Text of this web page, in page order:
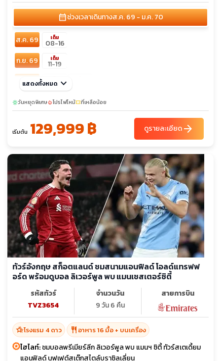
รูปหน้าวิหารเวสต์มินสเตอร์ แอบบีย์ - ถ่ายรูปด้านหน้าพระรา
ชวังบัคกิ้งแฮม - ล่องเรือแม่น้ำเทมส์ - ถนนออกซ์ฟอร์ด
calendar_monthช่วงเวลาเดินทางส.ค. 69 - ม.ค. 70
ส.ค. 69 เต็ม
08-16
ก.ย. 69
เต็ม
11-19
ต.ค. 69
09-17
พ.ย. 69
13-21
ธ.ค. 69
03-11 25-02
แสดงทั้งหมด keyboard_arrow_down
sunnyวันหยุดพิเศษlocal_fire_departmentโปรไฟไหม้confirmation_numberที่เหลือน้อย
เริ่มต้น 129,999 ฿ ดูรายละเอียดarrow_forward
ทัวร์อังกฤษ สก็อตแลนด์ ชมสนามแอนฟิลด์ โอลด์แทรฟฟ
อร์ด พร้อมดูบอล ลิเวอร์พูล พบ แมนเชสเตอร์ซิตี้
รหัสทัวร์
TVZ3654
จำนวนวัน
9 วัน 6 คืน
สายการบิน
hotel_classโรงแรม 4 ดาว restaurant อาหาร 16 มื้อ + บนเครื่อง
ไฮไลท์:ชมบอลพรีเมียร์ลีก ลิเวอร์พูล พบ แมนฯ ซิตี้ ทัวร์สเตเดี้ยม
แอนฟิลด์ บุฟเฟต์สเต๊กสไตล์บราซิลเลี่ยน